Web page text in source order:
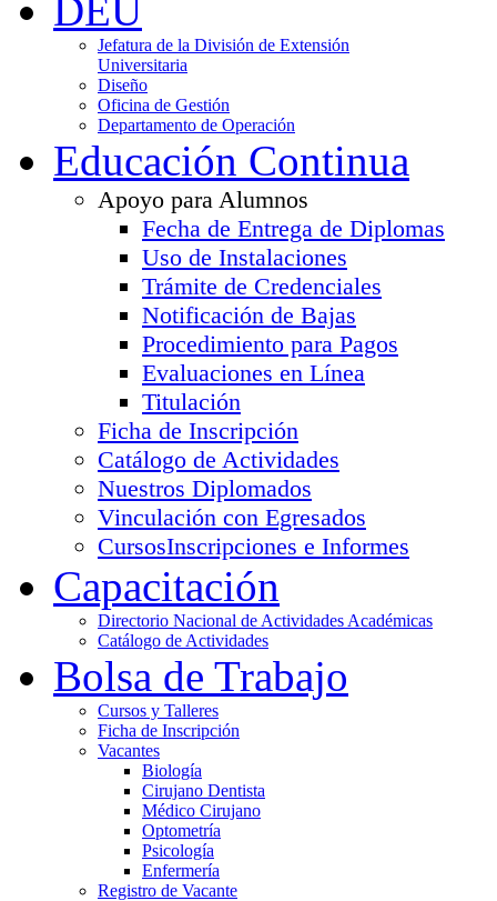
DEU
Jefatura de la División de Extensión
Universitaria
Diseño
Oficina de Gestión
Departamento de Operación
Educación Continua
Apoyo para Alumnos
Fecha de Entrega de Diplomas
Uso de Instalaciones
Trámite de Credenciales
Notificación de Bajas
Procedimiento para Pagos
Evaluaciones en Línea
Titulación
Ficha de Inscripción
Catálogo de Actividades
Nuestros Diplomados
Vinculación con Egresados
CursosInscripciones e Informes
Capacitación
Directorio Nacional de Actividades Académicas
Catálogo de Actividades
Bolsa de Trabajo
Cursos y Talleres
Ficha de Inscripción
Vacantes
Biología
Cirujano Dentista
Médico Cirujano
Optometría
Psicología
Enfermería
Registro de Vacante